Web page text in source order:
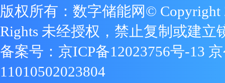
版权所有：数字储能网© Copyright
Rights 未经授权，禁止复制或建立
备案号： 京ICP备12023756号-13
11010502023804